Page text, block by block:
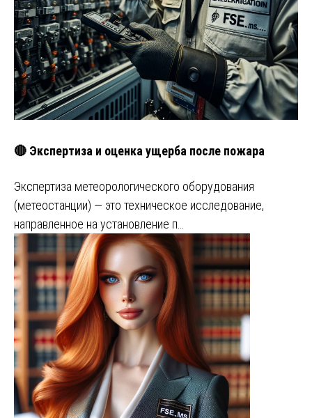
🔴 Экспертиза и оценка ущерба после пожара
Экспертиза метеорологического оборудования
(метеостанции) — это техническое исследование,
направленное на установление п…